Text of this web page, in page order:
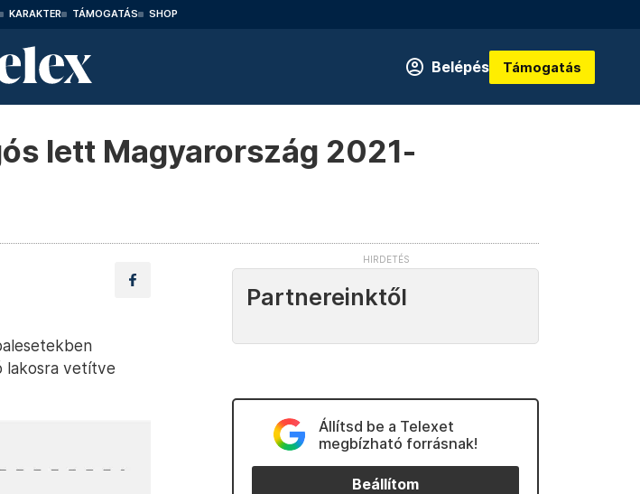
KARAKTER TÁMOGATÁS SHOP
Belépés Támogatás
lett Magyarország 2021-
lakosra vetítve
Partnereinktől
Állítsd be a Telexet
megbízható forrásnak!
Beállítom